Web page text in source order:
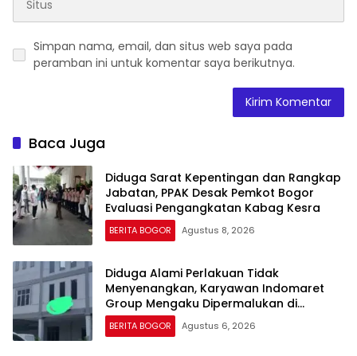
Simpan nama, email, dan situs web saya pada
peramban ini untuk komentar saya berikutnya.
Baca Juga
Diduga Sarat Kepentingan dan Rangkap
Jabatan, PPAK Desak Pemkot Bogor
Evaluasi Pengangkatan Kabag Kesra
BERITA BOGOR Agustus 8, 2026
Diduga Alami Perlakuan Tidak
Menyenangkan, Karyawan Indomaret
Group Mengaku Dipermalukan di
Hadapan Rekan Kerja
BERITA BOGOR Agustus 6, 2026